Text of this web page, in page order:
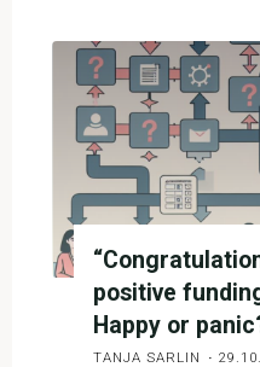
a
positive
funding
decision”
–
Happy
panic?
"
positive
Happy or
TANJA SARLIN